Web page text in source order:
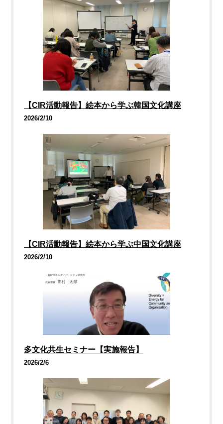
【CIR活動報告】絵本から学ぶ韓国文化講座
2026/2/10
【CIR活動報告】絵本から学ぶ中国文化講座
2026/2/10
多文化共生セミナー【実施報告】
2026/2/6